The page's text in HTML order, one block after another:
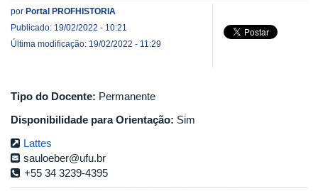
por Portal PROFHISTORIA
Publicado: 19/02/2022 - 10:21
Última modificação: 19/02/2022 - 11:29
Tipo do Docente: Permanente
Disponibilidade para Orientação: Sim
Lattes
sauloeber@ufu.br
+55 34 3239-4395